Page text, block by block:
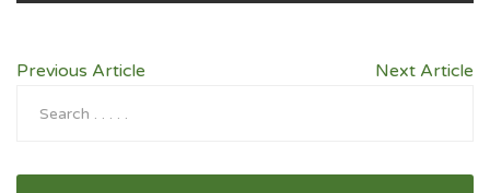
Previous Article Next Article